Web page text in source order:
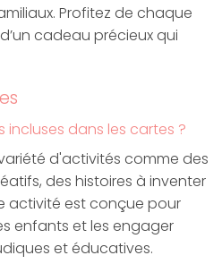
Profitez de chaque
cadeau précieux qui
incluses dans les cartes ?
d'activités comme des
des histoires à inventer
activité est conçue pour
enfants et les engager
et éducatives.